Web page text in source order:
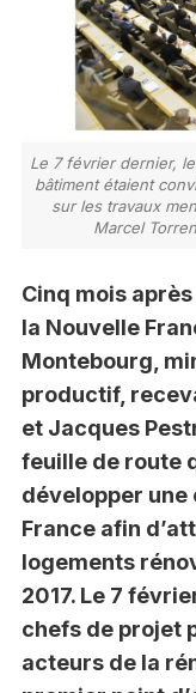
Le 7 février dernier,
bâtiment étaient
sur les travaux
Marcel
Cinq mois
la Nouvelle
Montebourg,
productif,
et Jacques
feuille de route
développer
France afin
logements
2017. Le 7
chefs de projet
acteurs de la